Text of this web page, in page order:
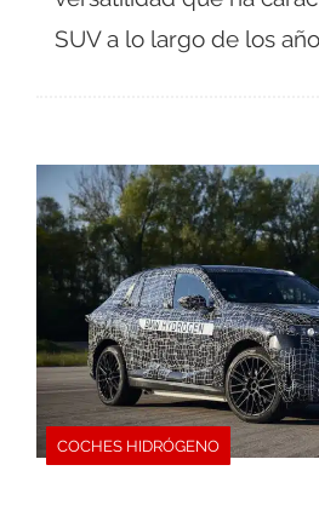
SUV a lo largo de los
COCHES HIDRÓGENO